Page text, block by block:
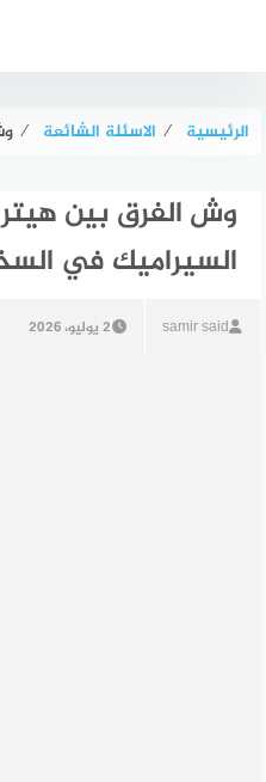
الرئيسية ⁄ الاسئلة الشائعة ⁄
وش الفرق بين
السيراميك في
samir said 2 يوليو، 2026